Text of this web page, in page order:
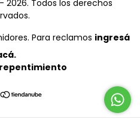
Todos los derechos
Para reclamos ingresá